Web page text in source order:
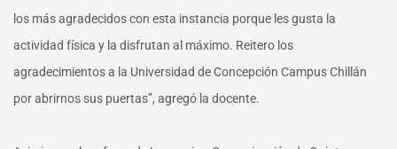
los más agradecidos con esta instancia porque les gusta la
actividad física y la disfrutan al máximo. Reitero los
agradecimientos a la Universidad de Concepción Campus Chillán
por abrirnos sus puertas”, agregó la docente.